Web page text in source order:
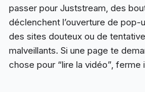
passer pour Juststream, des
déclenchent l’ouverture de
des sites douteux ou de
malveillants. Si une page te
chose pour “lire la vidéo”, ferme